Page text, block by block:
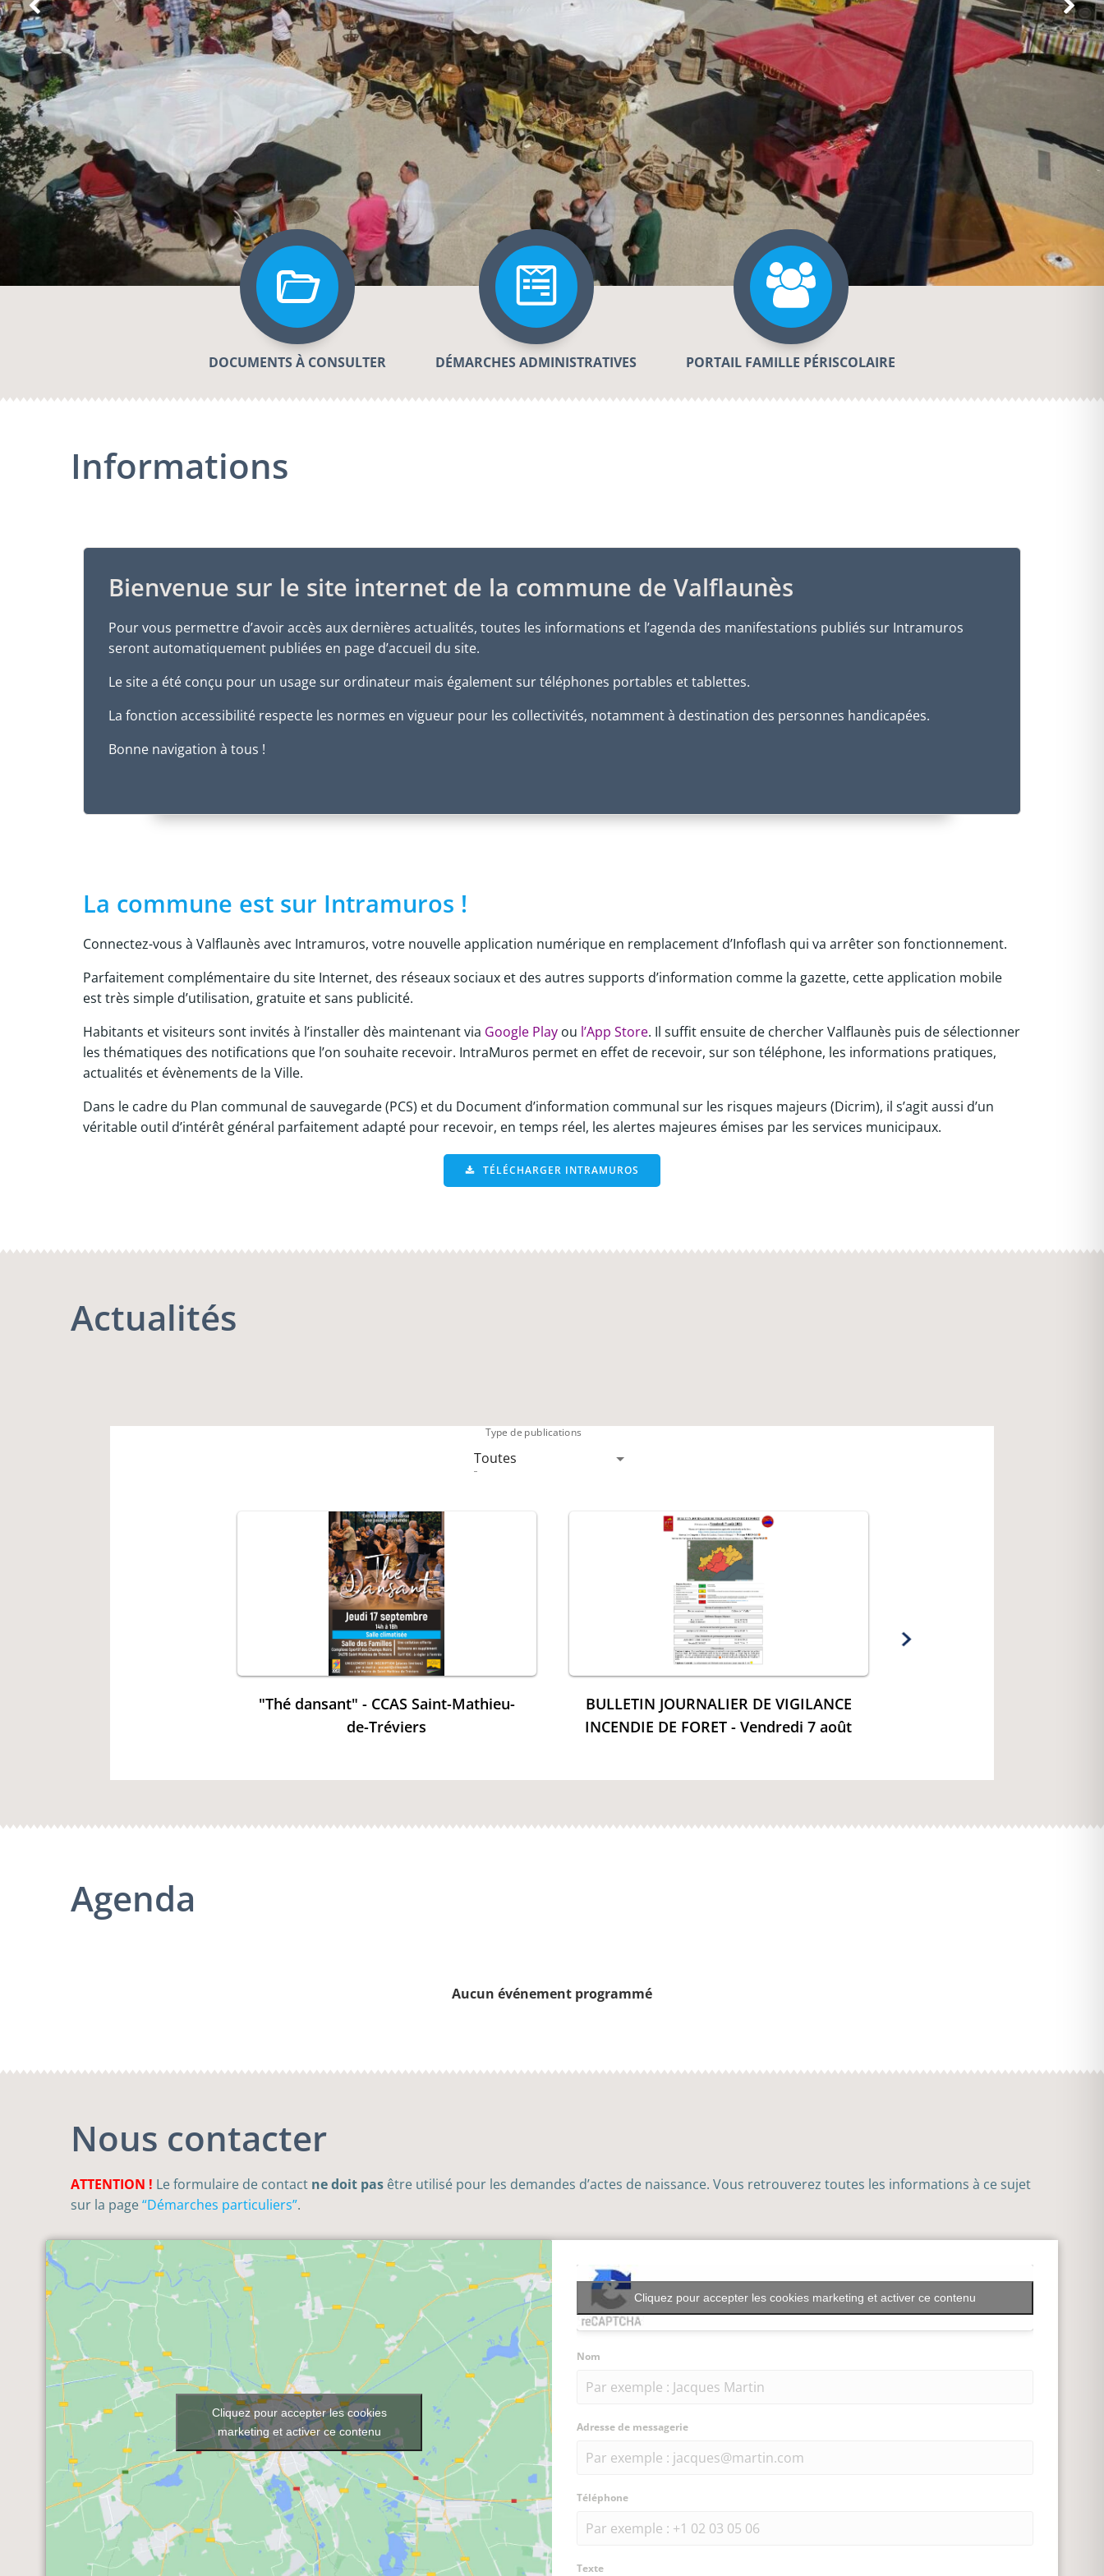
DOCUMENTS À CONSULTER DÉMARCHES ADMINISTRATIVES PORTAIL FAMILLE PÉRISCOLAIRE
Informations
Bienvenue sur le site internet de la commune de Valflaunès
Pour vous permettre d’avoir accès aux dernières actualités, toutes les informations et l’agenda des manifestations publiés sur Intramuros
seront automatiquement publiées en page d’accueil du site.
Le site a été conçu pour un usage sur ordinateur mais également sur téléphones portables et tablettes.
La fonction accessibilité respecte les normes en vigueur pour les collectivités, notamment à destination des personnes handicapées.
Bonne navigation à tous !
La commune est sur Intramuros !
Connectez-vous à Valflaunès avec Intramuros, votre nouvelle application numérique en remplacement d’Infoflash qui va arrêter son fonctionnement.
Parfaitement complémentaire du site Internet, des réseaux sociaux et des autres supports d’information comme la gazette, cette application mobile
est très simple d’utilisation, gratuite et sans publicité.
Habitants et visiteurs sont invités à l’installer dès maintenant via Google Play ou l’App Store. Il suffit ensuite de chercher Valflaunès puis de sélectionner
les thématiques des notifications que l’on souhaite recevoir. IntraMuros permet en effet de recevoir, sur son téléphone, les informations pratiques,
actualités et évènements de la Ville.
Dans le cadre du Plan communal de sauvegarde (PCS) et du Document d’information communal sur les risques majeurs (Dicrim), il s’agit aussi d’un
véritable outil d’intérêt général parfaitement adapté pour recevoir, en temps réel, les alertes majeures émises par les services municipaux.
TÉLÉCHARGER INTRAMUROS
Actualités
Type de publications
"Thé dansant" - CCAS Saint-Mathieu-
de-Tréviers
BULLETIN JOURNALIER DE VIGILANCE
INCENDIE DE FORET - Vendredi 7 août
Agenda
Aucun événement programmé
Nous contacter
ATTENTION ! Le formulaire de contact ne doit pas être utilisé pour les demandes d’actes de naissance. Vous retrouverez toutes les informations à ce sujet
sur la page“Démarches particuliers”.
Cliquez pour accepter les cookies
marketing et activer ce contenu
Cliquez pour accepter les cookies marketing et activer ce contenu
Nom
Adresse de messagerie
Téléphone
Texte